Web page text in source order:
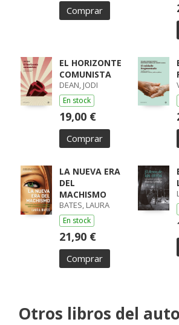
Comprar
EL HORIZONTE
COMUNISTA
DEAN, JODI
En stock
19,00 €
Comprar
LA NUEVA ERA
DEL
MACHISMO
BATES, LAURA
En stock
21,90 €
Comprar
Otros libros del